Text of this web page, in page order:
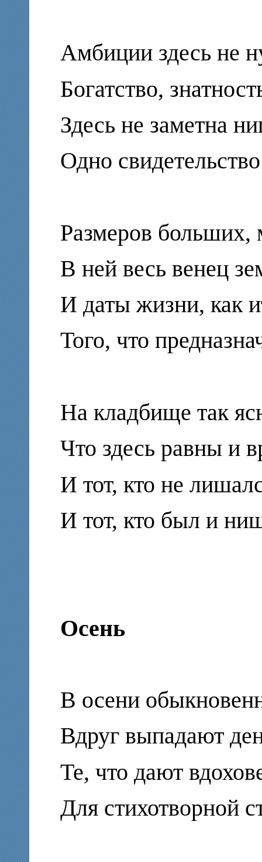
Амбиции здесь не
Богатство,
Здесь не заметна
Одно
Размеров
В ней весь венец
И даты жизни, как
Того, что
На кладбище так
Что здесь равны и
И тот, кто не
И тот, кто был и
Осень
В осени
Вдруг выпадают
Те, что дают
Для стихотворной